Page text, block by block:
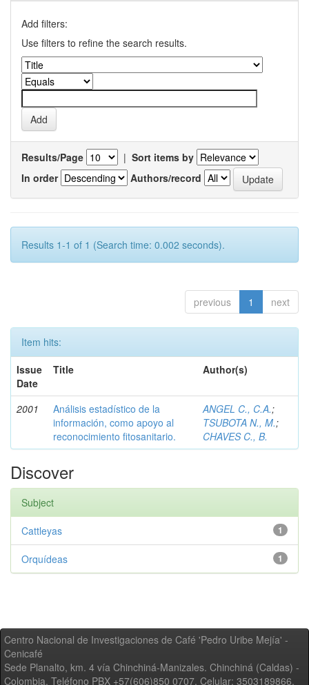
Add filters:
Use filters to refine the search results.
Results/Page | Sort items by
In order
Authors/record
Results 1-1 of 1 (Search time: 0.002 seconds).
previous 1 next
Item hits:
Issue
Date
Title Author(s)
2001
Análisis estadístico de la
información, como apoyo al
reconocimiento fitosanitario.
ANGEL C., C.A.;
TSUBOTA N., M.;
CHAVES C., B.
Discover
Subject
1
Cattleyas
1
Orquídeas
Centro Nacional de Investigaciones de Café 'Pedro Uribe Mejía' -
Cenicafé
Sede Planalto, km. 4 vía Chinchiná-Manizales. Chinchiná (Caldas) -
Colombia, Teléfono PBX +57(606)850 0707, Celular: 3503189866,